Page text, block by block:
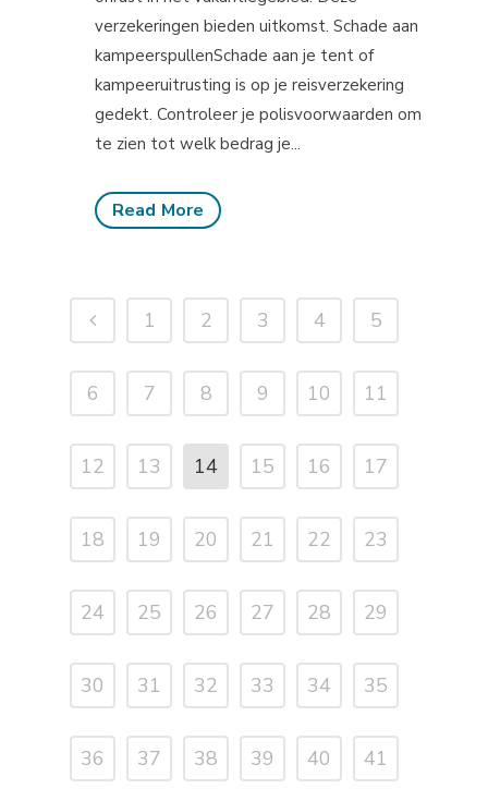
verzekeringen bieden uitkomst. Schade aan
kampeerspullenSchade aan je tent of
kampeeruitrusting is op je reisverzekering
gedekt. Controleer je polisvoorwaarden om
te zien tot welk bedrag je...
Read More
1 2 3 4 5
6 7 8 9 10 11
12 13 14 15 16 17
18 19 20 21 22 23
24 25 26 27 28 29
30 31 32 33 34 35
36 37 38 39 40 41